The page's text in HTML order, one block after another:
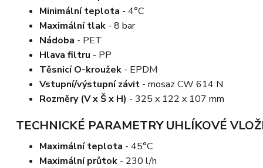
Minimální teplota - 4°C
Maximální tlak - 8 bar
Nádoba - PET
Hlava filtru - PP
Těsnicí O-kroužek - EPDM
Vstupní/výstupní závit - mosaz CW 614 N
Rozměry (V x Š x H) - 325 x 122 x 107 mm
TECHNICKÉ PARAMETRY UHLÍKOVÉ
Maximální teplota - 45°C
Maximální průtok - 230 l/h